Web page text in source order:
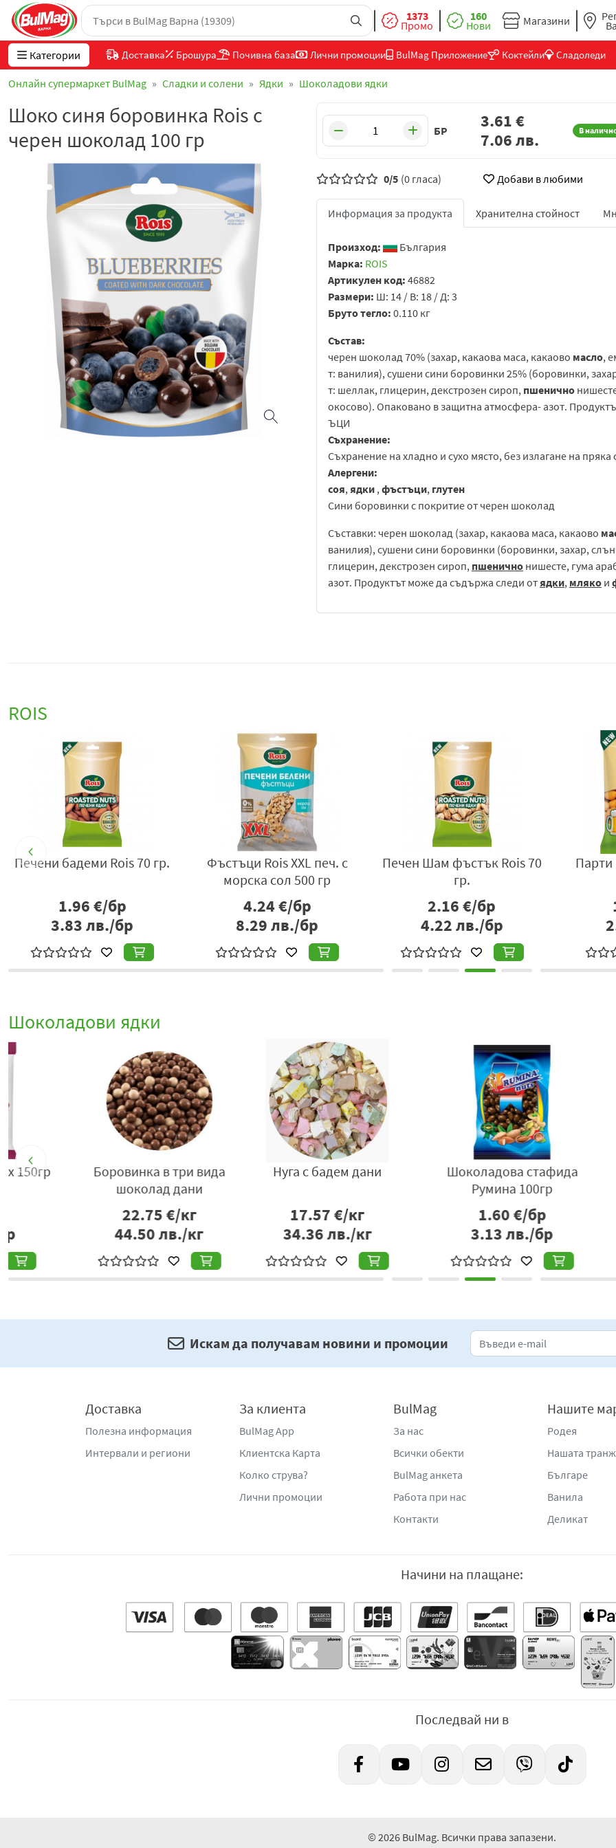
1373
Промо
160
Нови Магазини
Категории Доставка Брошура Почивна база Лични промоции BulMag Приложение Коктейли Сладоледи
Онлайн супермаркет BulMag Сладки и солени Ядки Шоколадови ядки
Шоко синя боровинка Rois с
черен шоколад 100 гр
БР В
3.61€
7.06лв.
0/5 (0 гласа) Добави в любими
Информация за продукта Хранителна стойност
Произход:
България
Марка: ROIS
Артикулен код: 46882
Размери: Ш: 14 / В: 18 / Д: 3
Бруто тегло: 0.110 кг
Състав:
черен шоколад 70% (захар, какаова маса, какаово масло,
т: ванилия), сушени сини боровинки 25% (боровинки,
т: шеллак, глицерин, декстрозен сироп, пшенично
окосово). Опаковано в защитна атмосфера- азот.
ЪЦИ
Съхранение:
Съхранение на хладно и сухо място, без излагане на пряка
Алергени:
соя,ядки ,фъстъци, глутен
Сини боровинки с покритие от черен шоколад
Съставки: черен шоколад (захар, какаова маса, какаово
ванилия), сушени сини боровинки (боровинки, захар,
глицерин, декстрозен сироп, пшенично нишесте, гума
азот. Продуктът може да съдържа следи отядки, мляко и
ROIS
Печени бадеми Rois 70 гр.
1.96€/бр
3.83лв./бр
Фъстъци Rois XXL печ. с
морска сол 500 гр
4.24€/бр
8.29лв./бр
Печен Шам фъстък Rois 70
гр.
2.16€/бр
4.22лв./бр
Парти
Шоколадови ядки
Нуга с бадем дани
€/кг
лв./кг
Шоколадова стафида
€/бр
лв./бр
Бонбони чоко битс
портокал 80гр
€/бр
лв./бр
Фурми
Искам да получавам новини и промоции
Доставка
Полезна информация
Интервали и региони
За клиента
BulMag App
Клиентска Карта
Колко струва?
Лични промоции
BulMag
За нас
Всички обекти
BulMag анкета
Работа при нас
Контакти
Нашите
Родея
Нашата
Българе
Ванила
Деликат
Начини на плащане:
Последвай ни в
© 2026 BulMag. Всички права запазени.